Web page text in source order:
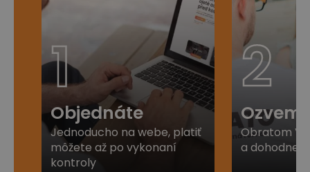
1
Objednáte
Jednoducho na webe, platiť
môžete až po vykonaní
kontroly
2
Obratom
a